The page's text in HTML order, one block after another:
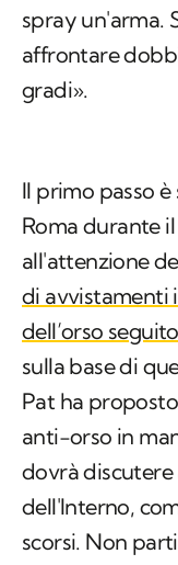
spray un'arma.
affrontare
gradi».
Il primo passo
Roma durante
all'attenzione
di avvistamenti
dell’orso
sulla base di
Pat ha
anti-orso in
dovrà discutere
dell'Interno,
scorsi. Non